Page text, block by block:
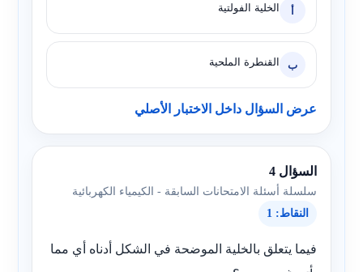
أ الخلية الفولتية
ب القنطرة الملحية
عرض السؤال داخل الاختبار الأصلي
السؤال 4
سلسلة أسئلة الامتحانات السابقة - الكيمياء الكهربائية
النقاط: 1
فيما يتعلق بالخلية الموضحة في الشكل أدناه أي مما